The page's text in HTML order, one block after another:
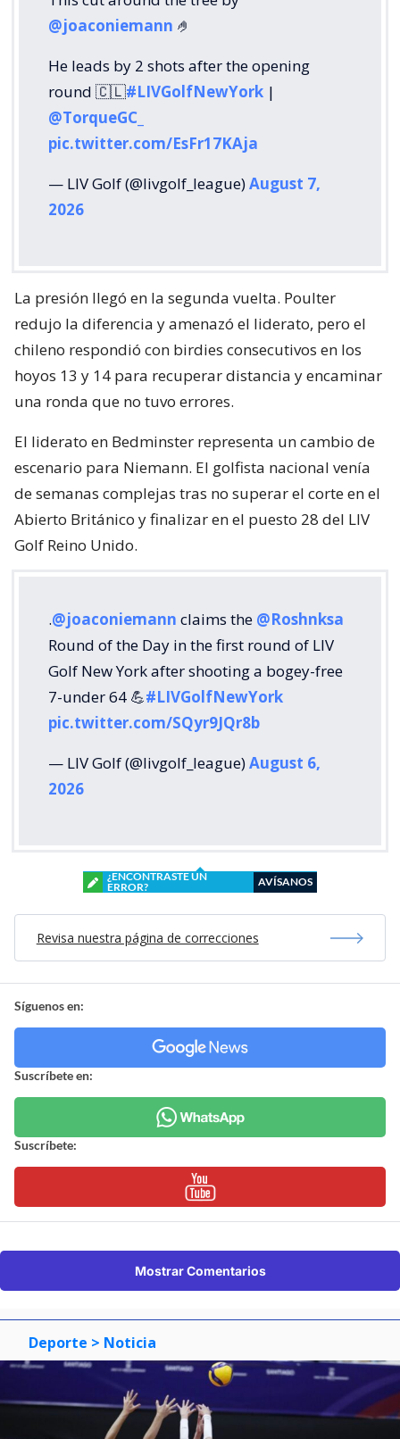
@joaconiemann 🤌
He leads by 2 shots after the opening
round 🇨🇱#LIVGolfNewYork |
@TorqueGC_
pic.twitter.com/EsFr17KAja
— LIV Golf (@livgolf_league)August 7,
2026
La presión llegó en la segunda vuelta. Poulter
redujo la diferencia y amenazó el liderato, pero el
chileno respondió con birdies consecutivos en los
hoyos 13 y 14 para recuperar distancia y encaminar
una ronda que no tuvo errores.
El liderato en Bedminster representa un cambio de
escenario para Niemann. El golfista nacional venía
de semanas complejas tras no superar el corte en el
Abierto Británico y finalizar en el puesto 28 del LIV
Golf Reino Unido.
.@joaconiemann claims the @Roshnksa
Round of the Day in the first round of LIV
Golf New York after shooting a bogey-free
7-under 64 💪#LIVGolfNewYork
pic.twitter.com/SQyr9JQr8b
— LIV Golf (@livgolf_league)August 6,
2026
¿ENCONTRASTE UN
ERROR?
AVÍSANOS
Revisa nuestra página de correcciones
Síguenos en:
Suscríbete en:
Suscríbete:
Mostrar Comentarios
Deporte > Noticia